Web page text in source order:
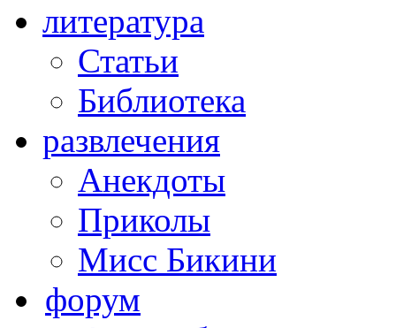
литература
Статьи
Библиотека
развлечения
Анекдоты
Приколы
Мисс Бикини
форум